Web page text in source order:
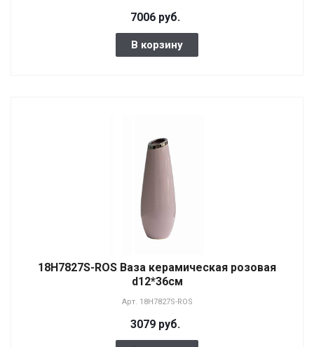
7006 руб.
В корзину
18H7827S-ROS Ваза керамическая розовая
d12*36см
Арт. 18H7827S-ROS
3079 руб.